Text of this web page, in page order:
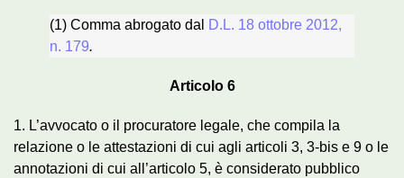
(1) Comma abrogato dal
D.L. 18 ottobre 2012,
n. 179.
Articolo 6
1. L’avvocato o il procuratore legale, che compila la
relazione o le attestazioni di cui agli articoli 3, 3-bis e 9 o le
annotazioni di cui all’articolo 5, è considerato pubblico